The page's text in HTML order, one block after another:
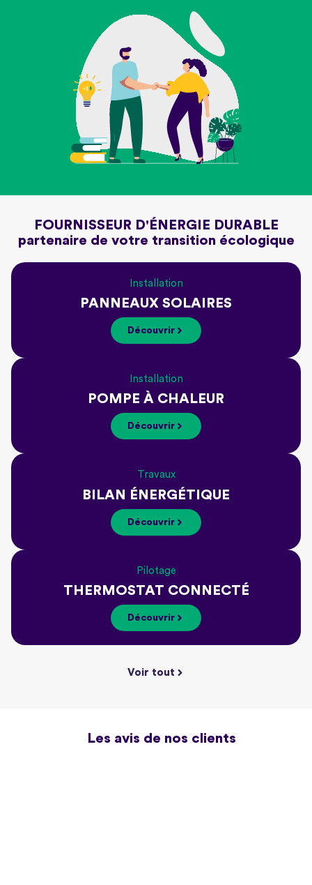
FOURNISSEUR D'ÉNERGIE DURABLE
partenaire de votre transition écologique
Installation
PANNEAUX SOLAIRES
Découvrir
Installation
POMPE À CHALEUR
Découvrir
Travaux
BILAN ÉNERGÉTIQUE
Découvrir
Pilotage
THERMOSTAT CONNECTÉ
Découvrir
Voir tout
Les avis de nos clients